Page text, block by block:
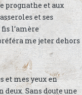
prognathe et aux
et ses
l’amère
me jeter dehors
et mes yeux en
Sans doute une